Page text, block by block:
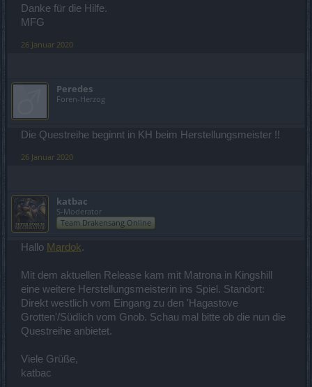
Danke für die Hilfe.
MFG
26 Januar 2020
Peredes
Foren-Herzog
Die Questreihe beginnt in KH beim Herstellungsmeister !!
26 Januar 2020
katbac
S-Moderator
Team Drakensang Online
Hallo Mardok.
Mit dem aktuellen Release kam mit Matrona in Kingshill
eine weitere Herstellungsmeisterin ins Spiel. Standort:
Direkt westlich vom Eingang zu den 'Hagastove
Grotten'/Südlich vom Gnob. Schau mal bitte ob die nun die
Questreihe anbietet.
Viele Grüße,
katbac